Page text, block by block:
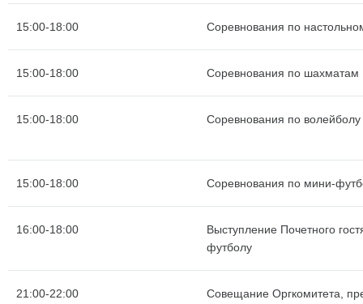
15:00-18:00 Соревнования по
15:00-18:00 Соревнования по шахматам
15:00-18:00 Соревнования по волейболу
15:00-18:00 Соревнования по мини-
16:00-18:00
Выступление Почетного
футболу
21:00-22:00
Совещание Оргкомитета,